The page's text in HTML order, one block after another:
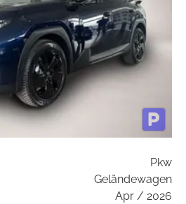
Pkw
Geländewagen
Apr / 2026